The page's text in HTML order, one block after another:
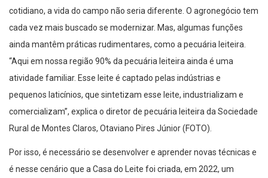
cotidiano, a vida do campo não seria diferente. O agronegócio tem
cada vez mais buscado se modernizar. Mas, algumas funções
ainda mantêm práticas rudimentares, como a pecuária leiteira.
“Aqui em nossa região 90% da pecuária leiteira ainda é uma
atividade familiar. Esse leite é captado pelas indústrias e
pequenos laticínios, que sintetizam esse leite, industrializam e
comercializam”, explica o diretor de pecuária leiteira da Sociedade
Rural de Montes Claros, Otaviano Pires Júnior (FOTO).
Por isso, é necessário se desenvolver e aprender novas técnicas e
é nesse cenário que a Casa do Leite foi criada, em 2022, um